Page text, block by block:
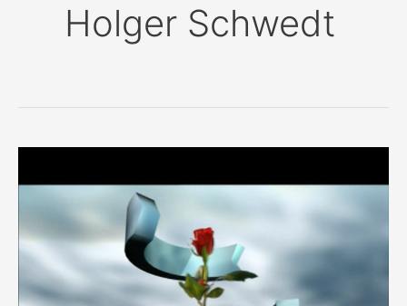
Holger Schwedt